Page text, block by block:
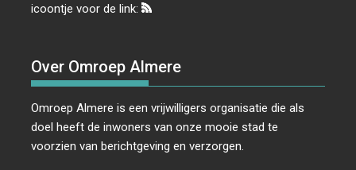
icoontje voor de link:
Over Omroep Almere
Omroep Almere is een vrijwilligers organisatie die als
doel heeft de inwoners van onze mooie stad te
voorzien van berichtgeving en verzorgen.